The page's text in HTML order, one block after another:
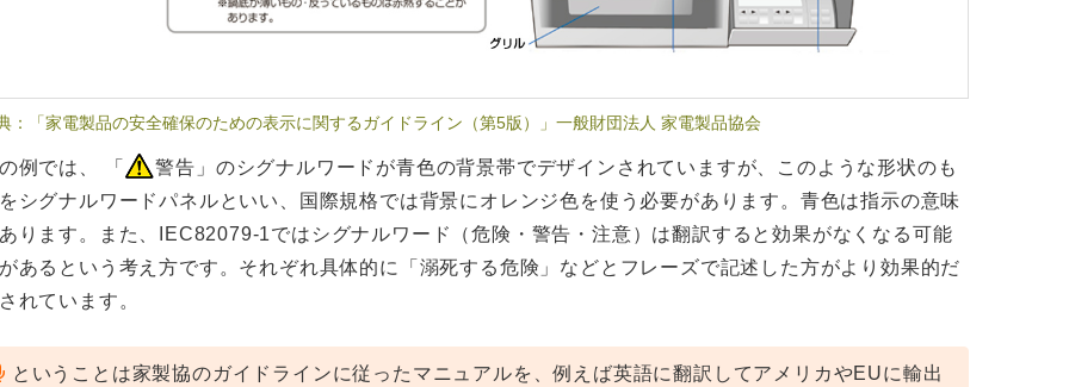
：「家電製品の安全確保のための表示に関するガイドライン（第5版）」一般財団法人 家電製品協会
例では、 「
警告」のシグナルワードが青色の背景帯でデザインされていますが、このような形状のも
シグナルワードパネルといい、国際規格では背景にオレンジ色を使う必要があります。青色は指示の意味
ります。また、IEC82079-1ではシグナルワード（危険・警告・注意）は翻訳すると効果がなくなる可能
あるという考え方です。それぞれ具体的に「溺死する危険」などとフレーズで記述した方がより効果的だ
れています。
ということは家製協のガイドラインに従ったマニュアルを、例えば英語に翻訳してアメリカやEUに輸出